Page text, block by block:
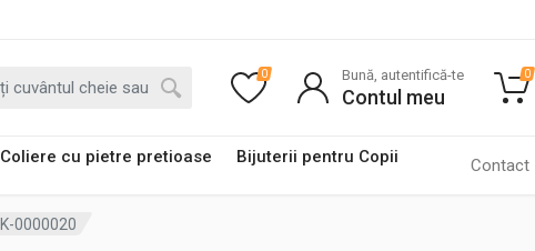
Coliere cu pietre pretioase
Bijuterii pentru Copii
Contact
0 Bună, autentifică-te
Contul meu
0
0000020